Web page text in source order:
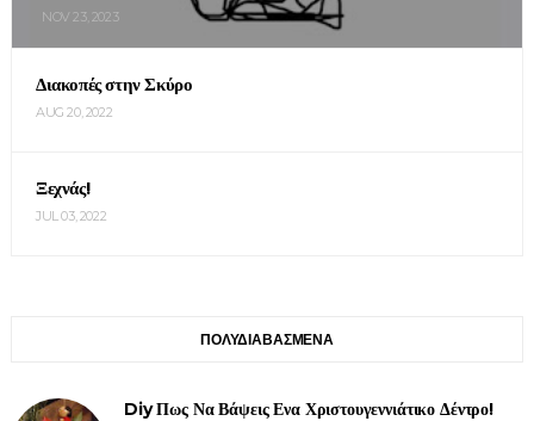
NOV 23, 2023
Διακοπές στην Σκύρο
AUG 20, 2022
Ξεχνάς!
JUL 03, 2022
ΠΟΛΥΔΙΑΒΑΣΜΕΝΑ
Diy Πως Να Βάψεις Ενα Χριστουγεννιάτικο Δέντρο!